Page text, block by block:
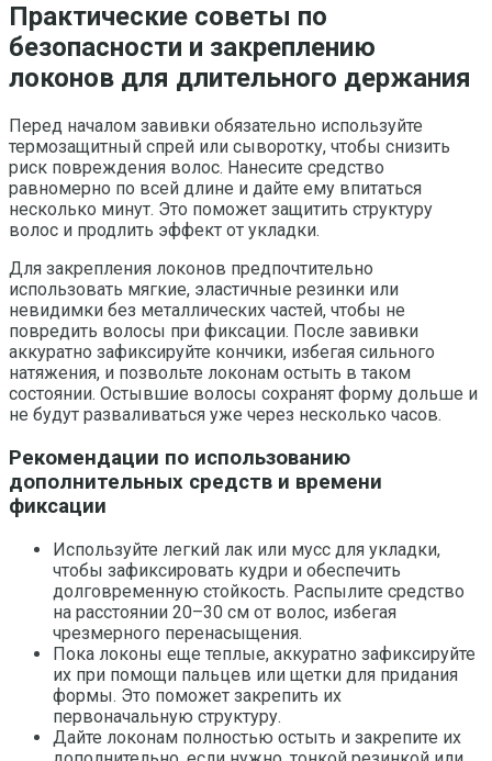
Практические советы по
безопасности и закреплению
локонов для длительного держания
Перед началом завивки обязательно используйте
термозащитный спрей или сыворотку, чтобы снизить
риск повреждения волос. Нанесите средство
равномерно по всей длине и дайте ему впитаться
несколько минут. Это поможет защитить структуру
волос и продлить эффект от укладки.
Для закрепления локонов предпочтительно
использовать мягкие, эластичные резинки или
невидимки без металлических частей, чтобы не
повредить волосы при фиксации. После завивки
аккуратно зафиксируйте кончики, избегая сильного
натяжения, и позвольте локонам остыть в таком
состоянии. Остывшие волосы сохранят форму дольше и
не будут разваливаться уже через несколько часов.
Рекомендации по использованию
дополнительных средств и времени
фиксации
Используйте легкий лак или мусс для укладки,
чтобы зафиксировать кудри и обеспечить
долговременную стойкость. Распылите средство
на расстоянии 20–30 см от волос, избегая
чрезмерного перенасыщения.
Пока локоны еще теплые, аккуратно зафиксируйте
их при помощи пальцев или щетки для придания
формы. Это поможет закрепить их
первоначальную структуру.
Дайте локонам полностью остыть и закрепите их